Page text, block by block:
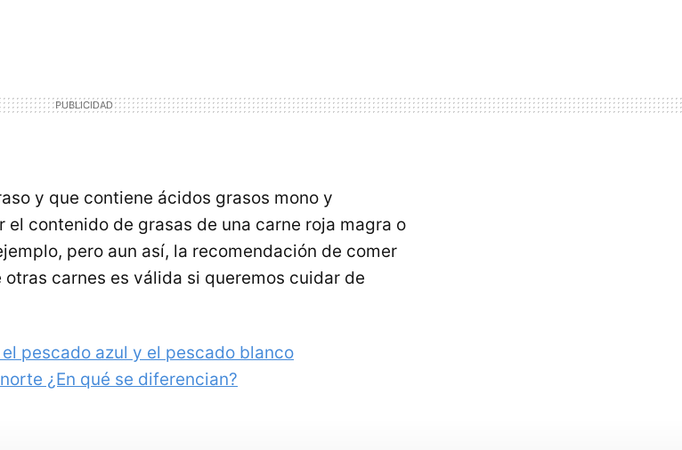
y que contiene ácidos grasos mono y
contenido de grasas de una carne roja magra o
pero aun así, la recomendación de comer
carnes es válida si queremos cuidar de
pescado azul y el pescado blanco
¿En qué se diferencian?